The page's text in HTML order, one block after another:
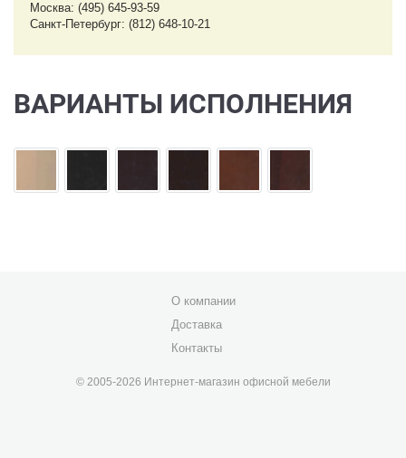
Москва: (495) 645-93-59
Санкт-Петербург: (812) 648-10-21
ВАРИАНТЫ ИСПОЛНЕНИЯ
О компании
Доставка
Контакты
© 2005-2026 Интернет-магазин офисной мебели